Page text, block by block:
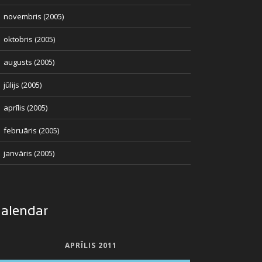
novembris (2005)
oktobris (2005)
augusts (2005)
jūlijs (2005)
aprīlis (2005)
februāris (2005)
janvāris (2005)
APRĪLIS 2011